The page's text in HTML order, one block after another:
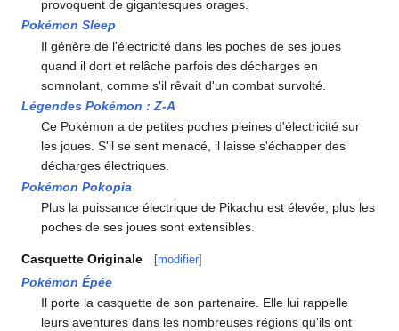
provoquent de gigantesques orages.
Pokémon Sleep
Il génère de l'électricité dans les poches de ses joues
quand il dort et relâche parfois des décharges en
somnolant, comme s'il rêvait d'un combat survolté.
Légendes Pokémon : Z-A
Ce Pokémon a de petites poches pleines d'électricité sur
les joues. S'il se sent menacé, il laisse s'échapper des
décharges électriques.
Pokémon Pokopia
Plus la puissance électrique de Pikachu est élevée, plus les
poches de ses joues sont extensibles.
Casquette Originale [modifier]
Pokémon Épée
Il porte la casquette de son partenaire. Elle lui rappelle
leurs aventures dans les nombreuses régions qu'ils ont